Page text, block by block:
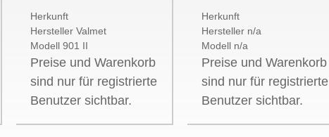
Herkunft
Hersteller Valmet
Modell 901 II
Preise und Warenkorb
sind nur für registrierte
Benutzer sichtbar.
Herkunft
Hersteller n/a
Modell n/a
Preise und Warenkorb
sind nur für registrierte
Benutzer sichtbar.